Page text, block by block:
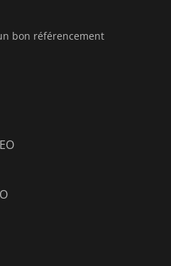
bon référencement